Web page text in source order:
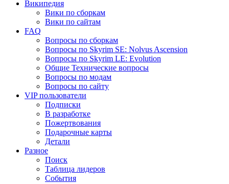
Википедия
Вики по сборкам
Вики по сайтам
FAQ
Вопросы по сборкам
Вопросы по Skyrim SE: Nolvus Ascension
Вопросы по Skyrim LE: Evolution
Общие Технические вопросы
Вопросы по модам
Вопросы по сайту
VIP пользователи
Подписки
В разработке
Пожертвования
Подарочные карты
Детали
Разное
Поиск
Таблица лидеров
События